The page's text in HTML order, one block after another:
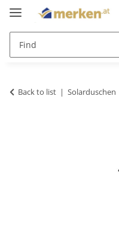
Back to list Solarduschen